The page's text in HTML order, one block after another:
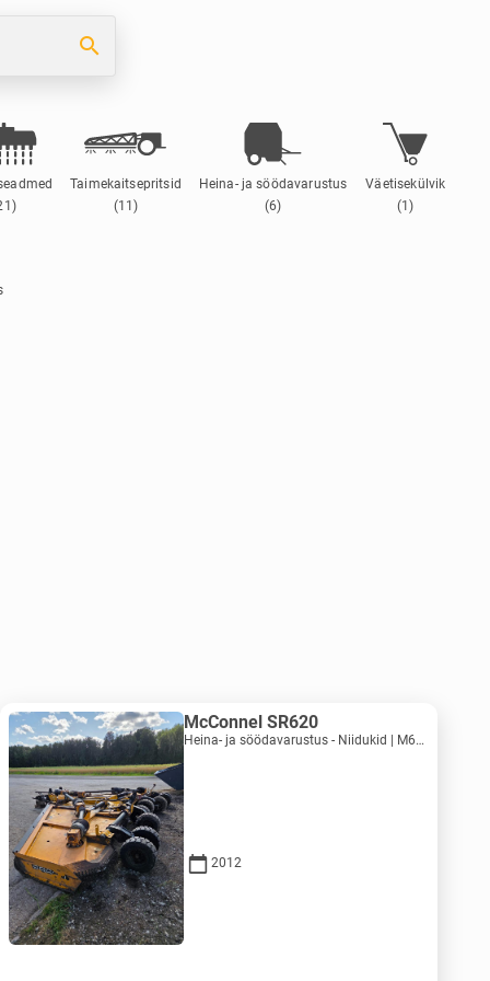
search
Taimekaitsepritsid
(11)
Heina- ja söödavarustus
(6)
Väetisekülvik
(1)
McConnel SR620
Heina- ja söödavarustus - Niidukid | M620-1071
2012